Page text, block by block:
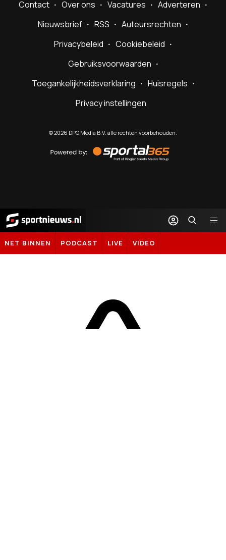
Contact Over ons Vacatures
Adverteren
Nieuwsbrief
RSS
Auteursrechten
Privacybeleid
Cookiebeleid
Gebruiksvoorwaarden
Toegankelijkheidsverklaring
Huisregels
Privacy instellingen
©2026 DPG Media B.V. alle rechten voorbehouden.
by
Sportal365
Sportnieuws.nl
NET BINNEN PODCAST LIVE VIDEO